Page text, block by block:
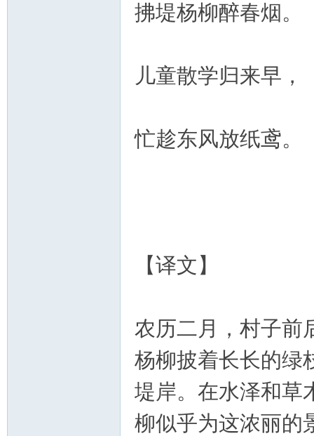
拂堤杨柳醉春烟。
儿童散学归来早，
忙趁东风放纸鸢。
【译文】
农历二月，村子前
杨柳披着长长的绿
堤岸。在水泽和草
柳似乎为这浓丽的